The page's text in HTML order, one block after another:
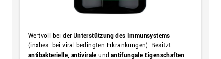
Wertvoll bei der Unterstützung des Immunsystems
(insbes. bei viral bedingten Erkrankungen). Besitzt
antibakterielle, antiviraleund antifungale Eigenschaften